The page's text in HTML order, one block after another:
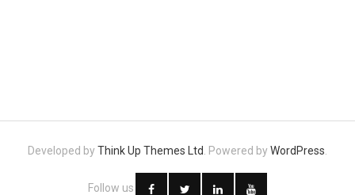
Developed byThink Up Themes Ltd . Powered byWordPress
Follow us